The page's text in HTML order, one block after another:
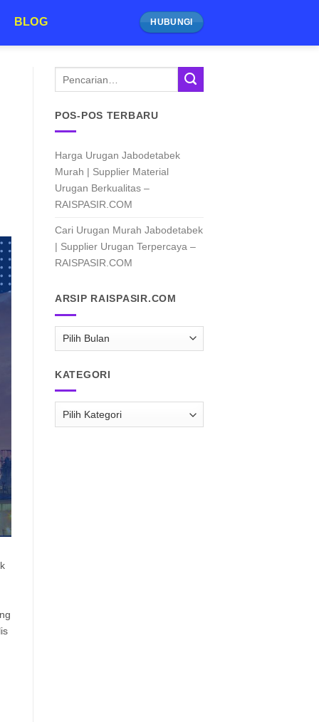
BLOG HUBUNGI
POS-POS TERBARU
Harga Urugan Jabodetabek
Murah | Supplier Material
Urugan Berkualitas –
RAISPASIR.COM
Cari Urugan Murah Jabodetabek
| Supplier Urugan Terpercaya –
RAISPASIR.COM
ARSIP RAISPASIR.COM
KATEGORI